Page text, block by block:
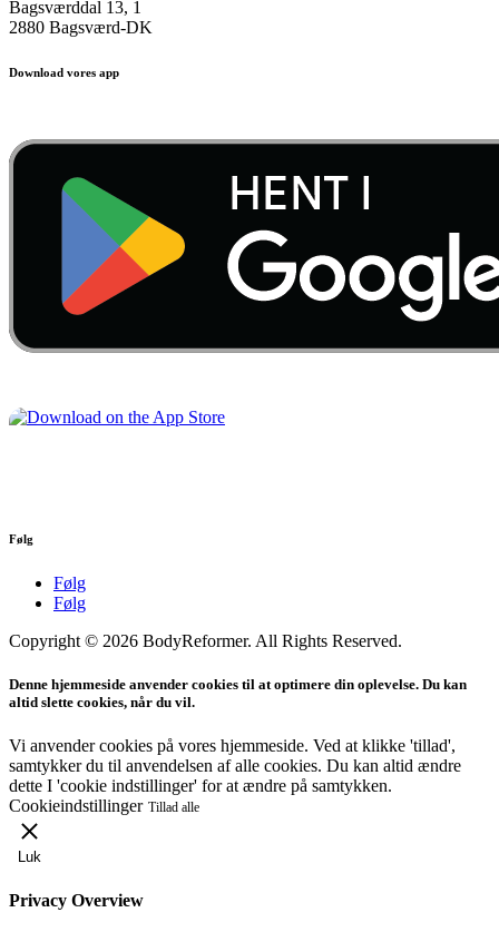
Bagsværddal 13, 1
2880 Bagsværd-DK
Download vores app
Følg
Følg
Følg
Copyright © 2026 BodyReformer. All Rights Reserved.
Denne hjemmeside anvender cookies til at optimere din oplevelse. Du kan
altid slette cookies, når du vil.
Vi anvender cookies på vores hjemmeside. Ved at klikke 'tillad',
samtykker du til anvendelsen af alle cookies. Du kan altid ændre
dette I 'cookie indstillinger' for at ændre på samtykken.
Cookieindstillinger Tillad alle
Luk
Privacy Overview